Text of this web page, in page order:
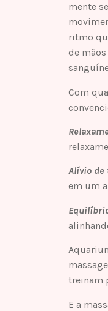
mente
ritmo
de
Com
Alívio de
em um
treinam
E a